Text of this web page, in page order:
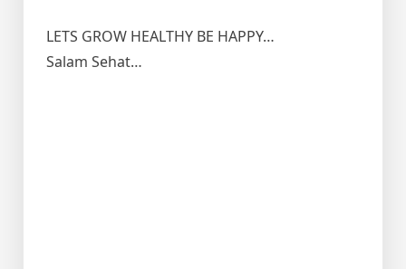
LETS GROW HEALTHY BE HAPPY…
Salam Sehat…